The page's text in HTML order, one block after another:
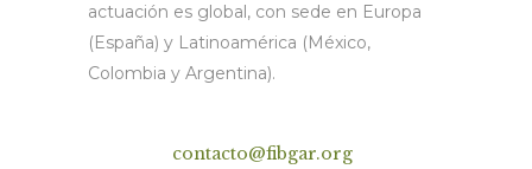
actuación es global, con sede en Europa
(España) y Latinoamérica (México,
Colombia y Argentina).
contacto@fibgar.org